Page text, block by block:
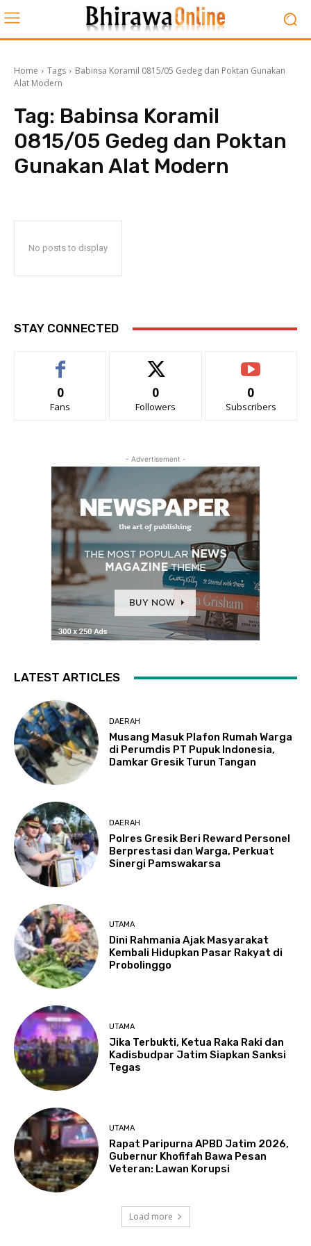
Home Tags
Babinsa Koramil 0815/05 Gedeg dan Poktan Gunakan
Alat Modern
Tag: Babinsa Koramil
0815/05 Gedeg dan Poktan
Gunakan Alat Modern
No posts to display
STAY CONNECTED
0
Fans
0
Followers
0
Subscribers
- Advertisement -
LATEST ARTICLES
DAERAH
Musang Masuk Plafon Rumah Warga
di Perumdis PT Pupuk Indonesia,
Damkar Gresik Turun Tangan
DAERAH
Polres Gresik Beri Reward Personel
Berprestasi dan Warga, Perkuat
Sinergi Pamswakarsa
UTAMA
Dini Rahmania Ajak Masyarakat
Kembali Hidupkan Pasar Rakyat di
Probolinggo
UTAMA
Jika Terbukti, Ketua Raka Raki dan
Kadisbudpar Jatim Siapkan Sanksi
Tegas
UTAMA
Rapat Paripurna APBD Jatim 2026,
Gubernur Khofifah Bawa Pesan
Veteran: Lawan Korupsi
Load more